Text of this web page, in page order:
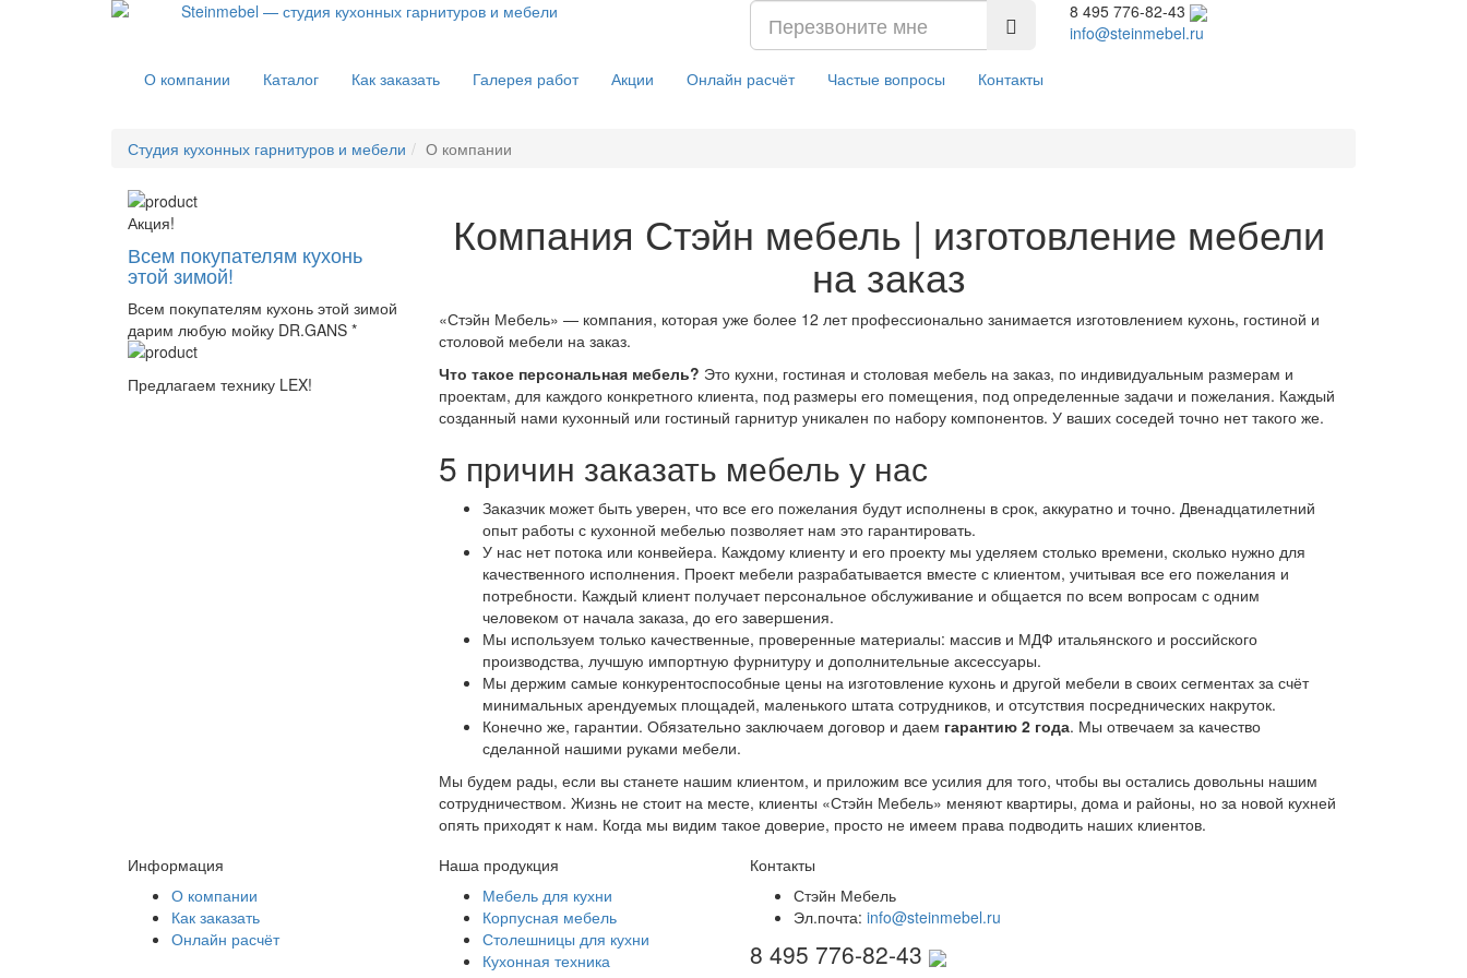
8 495 776-82-43
info@steinmebel.ru
О компании Каталог Как заказать Галерея работ Акции Онлайн расчёт Частые вопросы Контакты
Студия кухонных гарнитуров и мебели О компании
Акция!
Всем покупателям кухонь
этой зимой!
Всем покупателям кухонь этой зимой
дарим любую мойку DR.GANS *
Предлагаем технику LEX!
Компания Стэйн мебель | изготовление мебели
на заказ
«Стэйн Мебель» — компания, которая уже более 12 лет профессионально занимается изготовлением кухонь, гостиной и
столовой мебели на заказ.
Что такое персональная мебель? Это кухни, гостиная и столовая мебель на заказ, по индивидуальным размерам и
проектам, для каждого конкретного клиента, под размеры его помещения, под определенные задачи и пожелания. Каждый
созданный нами кухонный или гостиный гарнитур уникален по набору компонентов. У ваших соседей точно нет такого же.
5 причин заказать мебель у нас
Заказчик может быть уверен, что все его пожелания будут исполнены в срок, аккуратно и точно. Двенадцатилетний
опыт работы с кухонной мебелью позволяет нам это гарантировать.
У нас нет потока или конвейера. Каждому клиенту и его проекту мы уделяем столько времени, сколько нужно для
качественного исполнения. Проект мебели разрабатывается вместе с клиентом, учитывая все его пожелания и
потребности. Каждый клиент получает персональное обслуживание и общается по всем вопросам с одним
человеком от начала заказа, до его завершения.
Мы используем только качественные, проверенные материалы: массив и МДФ итальянского и российского
производства, лучшую импортную фурнитуру и дополнительные аксессуары.
Мы держим самые конкурентоспособные цены на изготовление кухонь и другой мебели в своих сегментах за счёт
минимальных арендуемых площадей, маленького штата сотрудников, и отсутствия посреднических накруток.
Конечно же, гарантии. Обязательно заключаем договор и даем гарантию 2 года. Мы отвечаем за качество
сделанной нашими руками мебели.
Мы будем рады, если вы станете нашим клиентом, и приложим все усилия для того, чтобы вы остались довольны нашим
сотрудничеством. Жизнь не стоит на месте, клиенты «Стэйн Мебель» меняют квартиры, дома и районы, но за новой кухней
опять приходят к нам. Когда мы видим такое доверие, просто не имеем права подводить наших клиентов.
Информация
О компании
Как заказать
Онлайн расчёт
Наша продукция
Мебель для кухни
Корпусная мебель
Столешницы для кухни
Кухонная техника
Контакты
Стэйн Мебель
Эл.почта: info@steinmebel.ru
8 495 776-82-43